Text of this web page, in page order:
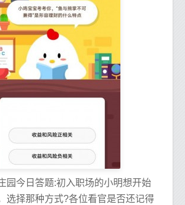
园今日答题:初入职场的小明想开始
选择那种方式?各位看官是否还记得